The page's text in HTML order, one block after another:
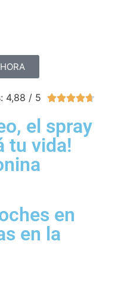
4,88 / 5 
el spray
tu vida!
en
en la